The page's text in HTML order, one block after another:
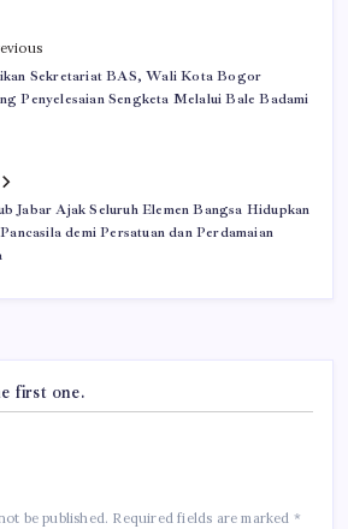
Sekretariat BAS, Wali Kota Bogor
Penyelesaian Sengketa Melalui Bale Badami
Jabar Ajak Seluruh Elemen Bangsa Hidupkan
demi Persatuan dan Perdamaian
first one.
be published. Required fields are marked *